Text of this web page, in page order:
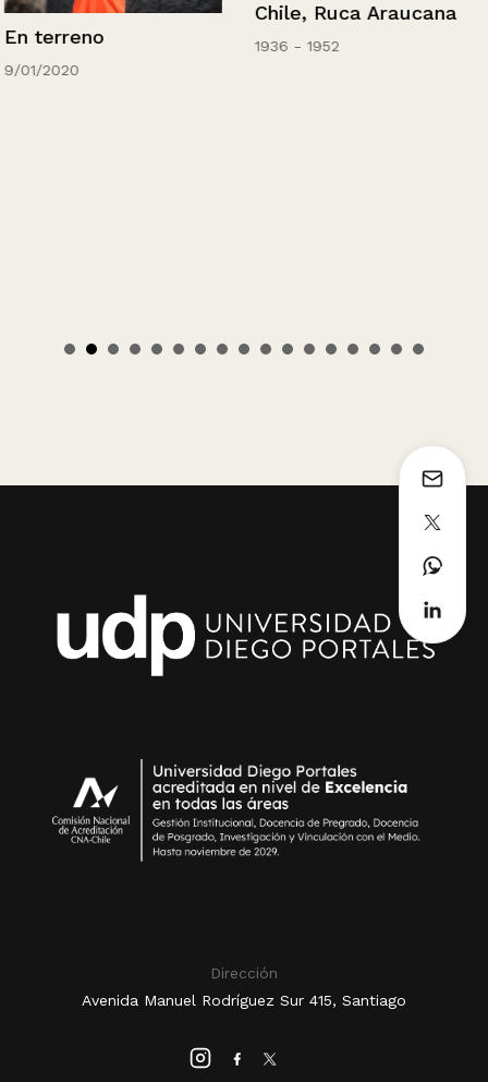
En terreno
9/01/2020
Chile, Ruca Araucana
1936 - 1952
Dirección
Avenida Manuel Rodríguez Sur 415, Santiago